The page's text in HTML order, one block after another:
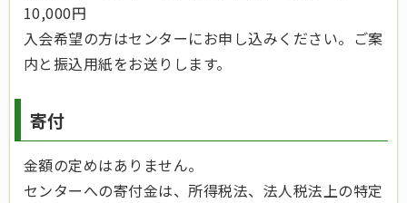
10,000円
入会希望の方はセンターにお申し込みください。ご案
内と振込用紙をお送りします。
寄付
金額の定めはありません。
センターへの寄付金は、所得税法、法人税法上の特定